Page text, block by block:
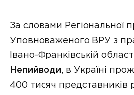
За словами Регіональної
Уповноваженого ВРУ з
Івано-Франківській
Непийводи, в Україні
400 тисяч представників